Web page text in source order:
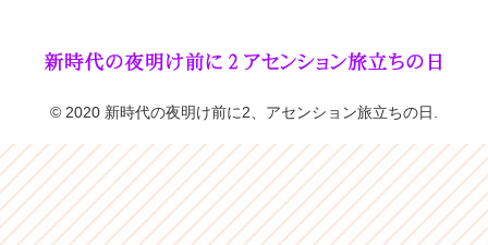
© 2020 新時代の夜明け前に2、アセンション旅立ちの日.